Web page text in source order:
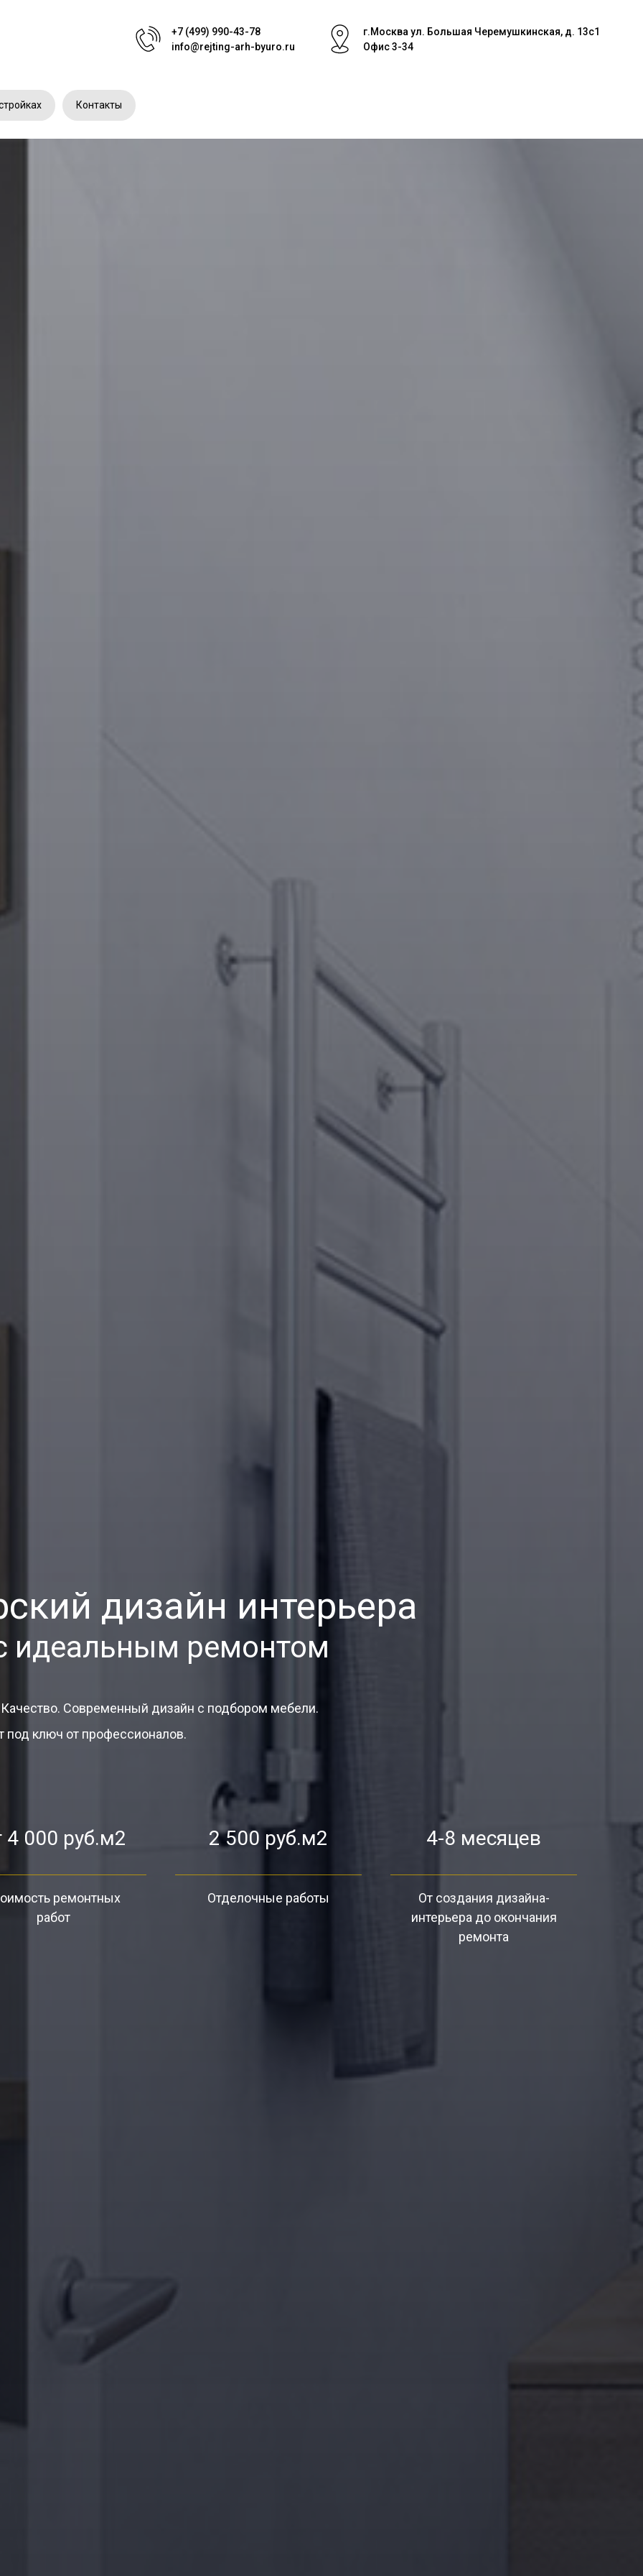
+7 (499) 990-43-78
info@rejting-arh-byuro.ru
г.Москва ул. Большая Черемушкинская, д. 13с1
Офис 3-34
Контакты
дизайн интерьера
идеальным ремонтом
Современный дизайн с подбором мебели.
под ключ от профессионалов.
4 000 руб.м2
ремонтных
работ
2 500 руб.м2
Отделочные работы
4-8 месяцев
От создания дизайна-
интерьера до окончания
ремонта